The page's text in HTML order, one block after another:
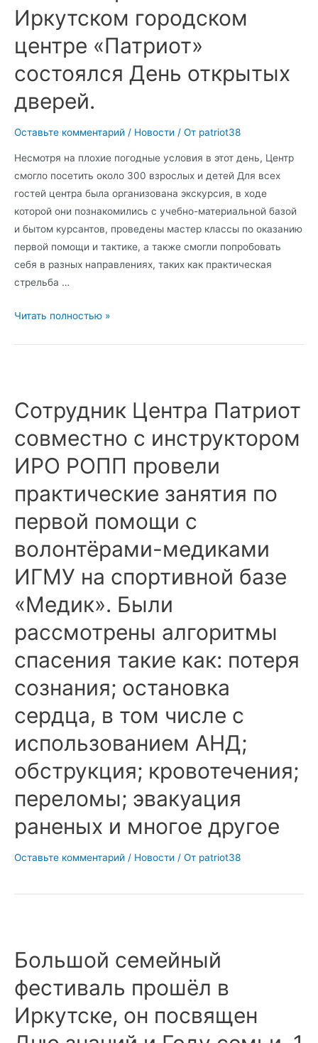
Иркутском городском
центре «Патриот»
состоялся День открытых
дверей.
Оставьте комментарий / Новости / От patriot38
Несмотря на плохие погодные условия в этот день, Центр
смогло посетить около 300 взрослых и детей Для всех
гостей центра была организована экскурсия, в ходе
которой они познакомились с учебно-материальной базой
и бытом курсантов, проведены мастер классы по оказанию
первой помощи и тактике, а также смогли попробовать
себя в разных направлениях, таких как практическая
стрельба …
15
центре
«Патриот»
состоялся
День
открытых
дверей.
Читать полностью »
Сотрудник Центра Патриот
совместно с инструктором
ИРО РОПП провели
практические занятия по
первой помощи с
волонтёрами-медиками
ИГМУ на спортивной базе
«Медик». Были
рассмотрены алгоритмы
спасения такие как: потеря
сознания; остановка
сердца, в том числе с
использованием АНД;
обструкция; кровотечения;
переломы; эвакуация
раненых и многое другое
Оставьте комментарий / Новости / От patriot38
Большой семейный
фестиваль прошёл в
Иркутске, он посвящен